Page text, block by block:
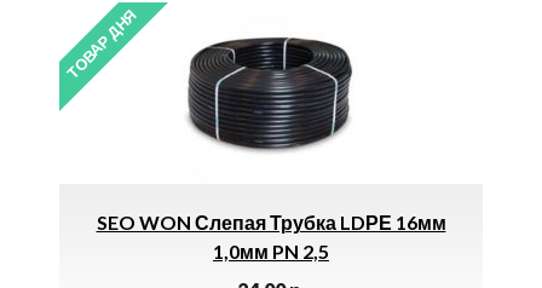
ТОВАР ДНЯ
SEO WON Слепая Трубка LDРЕ 16мм
1,0мм PN 2,5